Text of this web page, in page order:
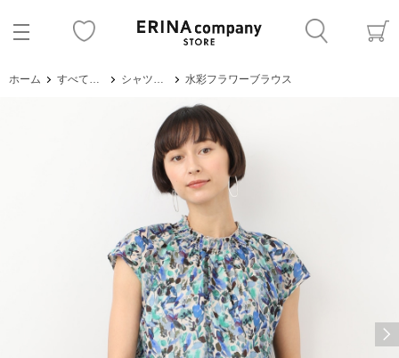
ホーム すべてのアイテム シャツ・ブラウス 水彩フラワーブラウス